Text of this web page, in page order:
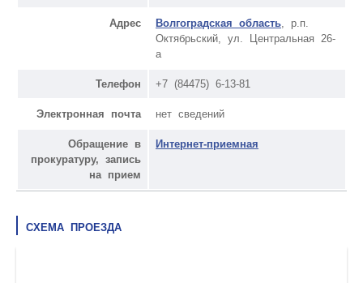
Адрес Волгоградская область , р.п.
Октябрьский, ул. Центральная 26-
а
Телефон +7 (84475) 6-13-81
Электронная почта нет сведений
Обращение в
прокуратуру, запись
на прием
Интернет-приемная
СХЕМА ПРОЕЗДА